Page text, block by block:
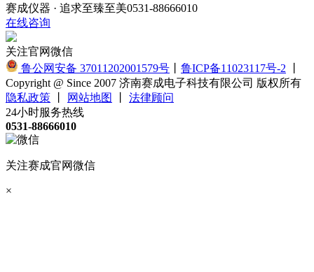
赛成仪器 · 追求至臻至美0531-88666010
在线咨询
关注官网微信
鲁公网安备 37011202001579号
鲁ICP备11023117号-2
Copyright @ Since 2007 济南赛成电子科技有限公司 版权所有
隐私政策
网站地图
法律顾问
24小时服务热线
0531-88666010
关注赛成官网微信
×